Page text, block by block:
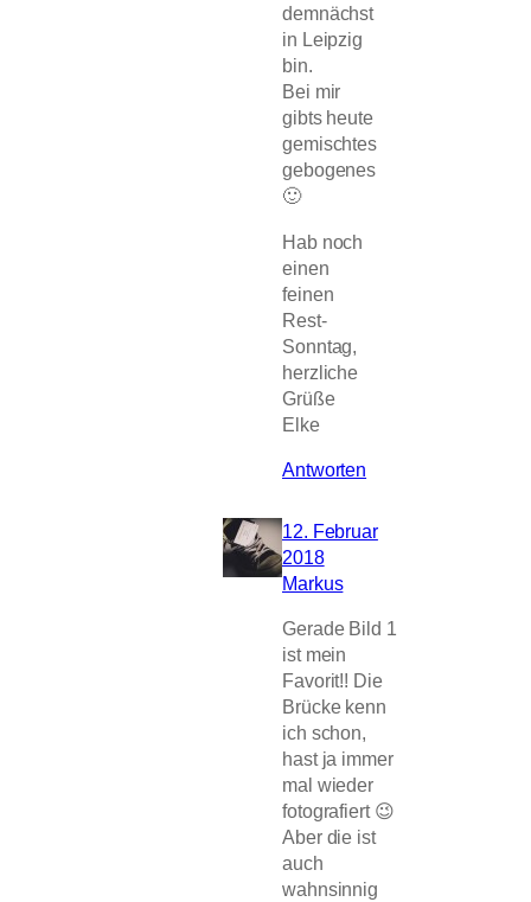
demnächst
in Leipzig
bin.
Bei mir
gibts heute
gemischtes
gebogenes
🙂
Hab noch
einen
feinen
Rest-
Sonntag,
herzliche
Grüße
Elke
Antworten
12. Februar
2018
Markus
Gerade Bild 1
ist mein
Favorit!! Die
Brücke kenn
ich schon,
hast ja immer
mal wieder
fotografiert 😉
Aber die ist
auch
wahnsinnig